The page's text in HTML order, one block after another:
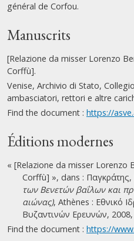
général de Corfou.
Manuscrits
[Relazione da misser Lorenzo
Corffù].
Venise, Archivio di Stato,
ambasciatori, rettori e altre
Find the document : https://
Éditions modernes
« [Relazione da misser
Corffù] », dans : Παγκράτης,
των Βενετών βαΐλων και
αιώνας), Athènes : Εθνικό
Βυζαντινών Ερευνών,
Find the document : https://